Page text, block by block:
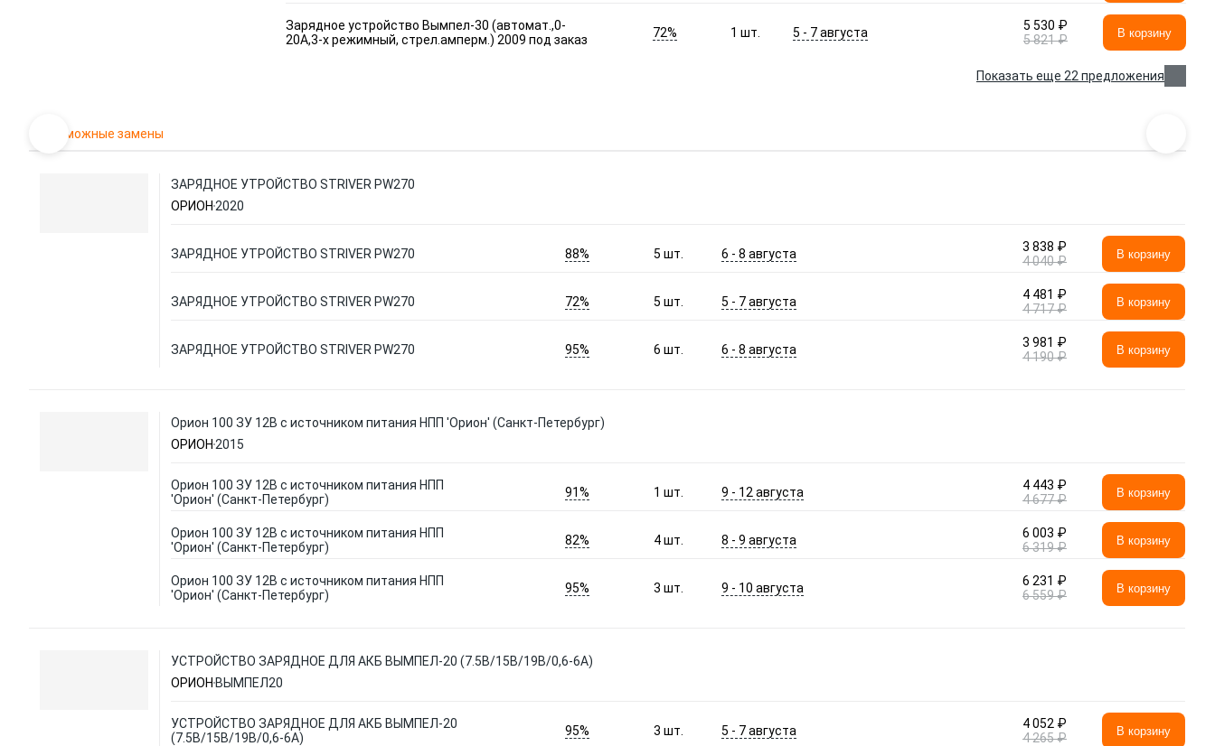
Зарядное устройство Вымпел-30 (автомат.,0-
20А,3-х режимный, стрел.амперм.) 2009 под заказ
72% 1шт. 5 - 7 августа
5 530 ₽
5 821 ₽
В корзину
Показать еще 22 предложения
Возможные замены
ЗАРЯДНОЕ УТРОЙСТВО STRIVER PW270
ОРИОН 2020
ЗАРЯДНОЕ УТРОЙСТВО STRIVER PW270 88% 5шт. 6 - 8 августа
3 838 ₽
4 040 ₽
В корзину
ЗАРЯДНОЕ УТРОЙСТВО STRIVER PW270 72% 5шт. 5 - 7 августа
4 481 ₽
4 717 ₽
В корзину
ЗАРЯДНОЕ УТРОЙСТВО STRIVER PW270 95% 6шт. 6 - 8 августа
3 981 ₽
4 190 ₽
В корзину
Орион 100 ЗУ 12В с источником питания НПП 'Орион' (Санкт-Петербург)
ОРИОН 2015
Орион 100 ЗУ 12В с источником питания НПП
'Орион' (Санкт-Петербург)
91% 1шт. 9 - 12 августа
4 443 ₽
4 677 ₽
В корзину
Орион 100 ЗУ 12В с источником питания НПП
'Орион' (Санкт-Петербург)
82% 4шт. 8 - 9 августа
6 003 ₽
6 319 ₽
В корзину
Орион 100 ЗУ 12В с источником питания НПП
'Орион' (Санкт-Петербург)
95% 3шт. 9 - 10 августа
6 231 ₽
6 559 ₽
В корзину
УСТРОЙСТВО ЗАРЯДНОЕ ДЛЯ АКБ ВЫМПЕЛ-20 (7.5В/15В/19B/0,6-6А)
ОРИОН ВЫМПЕЛ20
УСТРОЙСТВО ЗАРЯДНОЕ ДЛЯ АКБ ВЫМПЕЛ-20
(7.5В/15В/19B/0,6-6А)
95% 3шт. 5 - 7 августа
4 052 ₽
4 265 ₽
В корзину